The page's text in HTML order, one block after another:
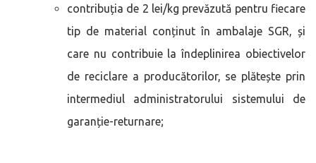
contribuția de 2 lei/kg prevăzută pentru fiecare
tip de material conținut în ambalaje SGR, și
care nu contribuie la îndeplinirea obiectivelor
de reciclare a producătorilor, se plătește prin
intermediul administratorului sistemului de
garanție-returnare;